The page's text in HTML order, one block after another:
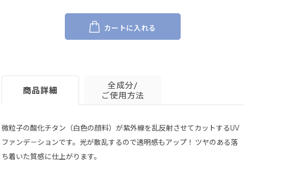
カートに入れる
商品詳細
全成分/
ご使用方法
微粒子の酸化チタン（白色の顔料）が紫外線を乱反射させてカットするUV
ファンデ－ションです。光が散乱するので透明感もアップ！ ツヤのある落
ち着いた質感に仕上がります。